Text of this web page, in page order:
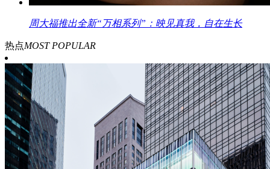
周大福推出全新“万相系列”：映见真我，自在生长
热点MOST POPULAR